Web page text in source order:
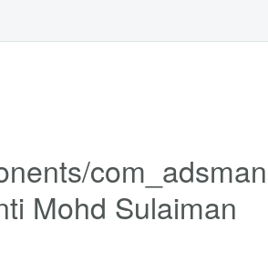
Mohd Sulaiman